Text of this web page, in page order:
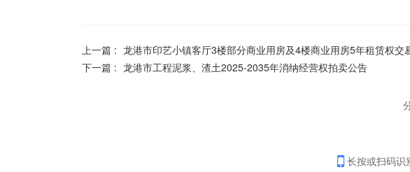
上一篇 : 龙港市印艺小镇客厅3楼部分商业用房及4楼商业用房5年租赁权交
下一篇 : 龙港市工程泥浆、渣土2025-2035年消纳经营权拍卖公告
长按或扫码识